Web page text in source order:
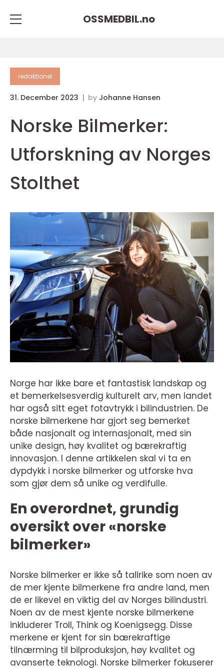
OSSMEDBIL.no
redaktionel
31. December 2023 by Johanne Hansen
Norske Bilmerker:
Utforskning av Norges
Stolthet
Norge har ikke bare et fantastisk landskap og
et bemerkelsesverdig kulturelt arv, men landet
har også sitt eget fotavtrykk i bilindustrien. De
norske bilmerkene har gjort seg bemerket
både nasjonalt og internasjonalt, med sin
unike design, høy kvalitet og bærekraftig
innovasjon. I denne artikkelen skal vi ta en
dypdykk i norske bilmerker og utforske hva
som gjør dem så unike og verdifulle.
En overordnet, grundig
oversikt over «norske
bilmerker»
Norske bilmerker er ikke så tallrike som noen av
de mer kjente bilmerkene fra andre land, men
de er likevel en viktig del av Norges bilindustri.
Noen av de mest kjente norske bilmerkene
inkluderer Troll, Think og Koenigsegg. Disse
merkene er kjent for sin bærekraftige
tilnærming til bilproduksjon, høy kvalitet og
avanserte teknologi. Norske bilmerker fokuserer